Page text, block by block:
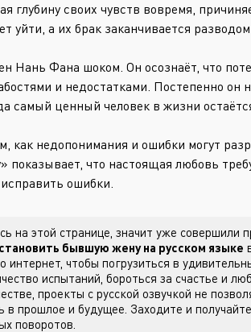
глубину своих чувств вовремя,
уйти, а их брак заканчивается
Нань Фана шоком. Он осознаёт, что
и недостатками. Постепенно он
самый ценный человек в жизни
как недопонимания и ошибки могут
что настоящая любовь
ошибки.
на этой странице, значит уже
бывшую жену на русском языке
чтобы погрузиться в
испытаний, бороться за счастье и
проекты с русской озвучкой не
в прошлое и будущее. Заходите и
поворотов.